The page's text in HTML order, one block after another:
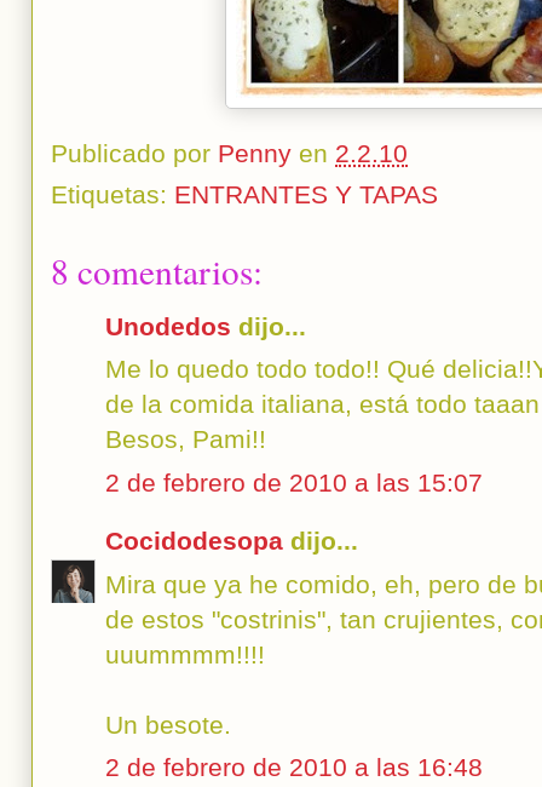
Publicado por Penny en 2.2.10
Etiquetas: ENTRANTES Y TAPAS
8 comentarios:
Unodedos dijo...
Me lo quedo todo todo!! Qué
de la comida italiana, está todo
Besos, Pami!!
2 de febrero de 2010 a las 15:07
Cocidodesopa dijo...
Mira que ya he comido, eh, pero de
de estos "costrinis", tan crujientes,
uuummmm!!!!
Un besote.
2 de febrero de 2010 a las 16:48